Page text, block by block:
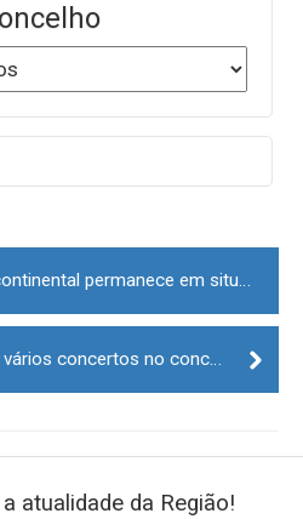
Incêndios: Portugal continental permanece em situação de alerta até quinta-feira
“Estágio de Verão” com vários concertos no concelho de Mêda
atualidade da Região!